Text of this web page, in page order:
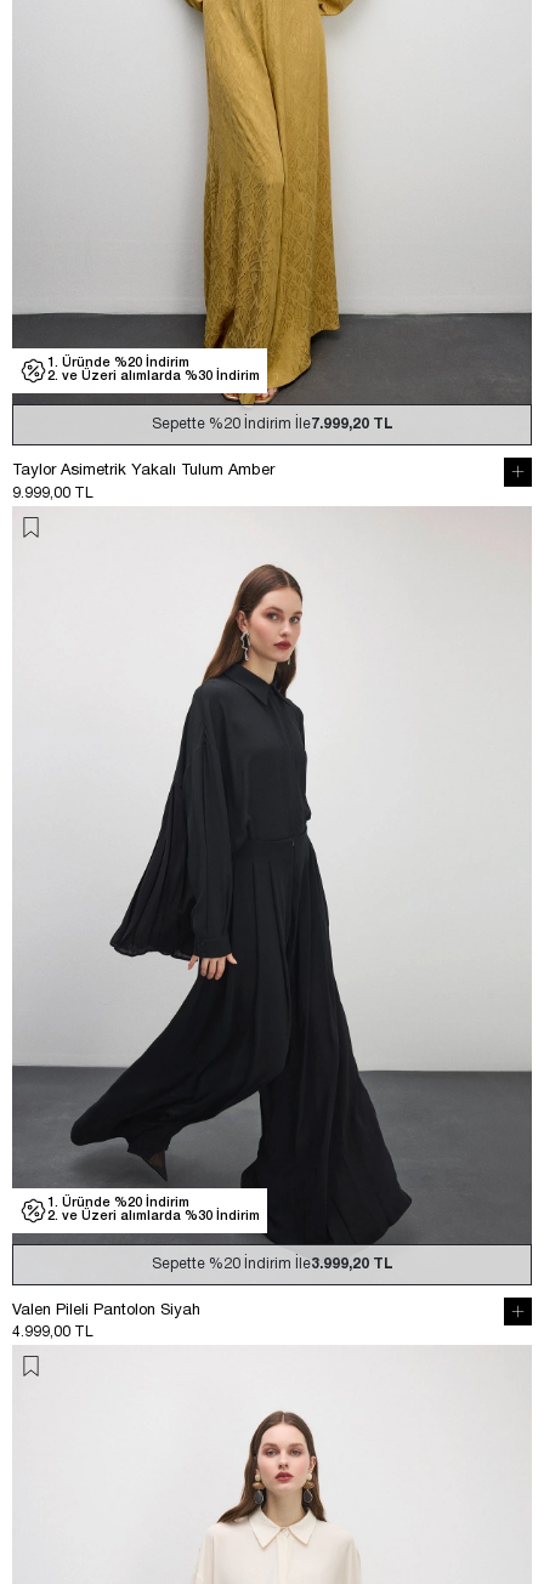
1. Üründe %20 İndirim
2. ve Üzeri alımlarda %30 İndirim
Sepette %20 İndirim İle7.999,20 TL
Taylor Asimetrik Yakalı Tulum Amber
9.999,00 TL
1. Üründe %20 İndirim
2. ve Üzeri alımlarda %30 İndirim
Sepette %20 İndirim İle3.999,20 TL
Valen Pileli Pantolon Siyah
4.999,00 TL